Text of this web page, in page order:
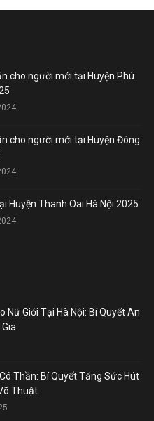
cho người mới tại Huyện Phú
cho người mới tại Huyện Đông
Huyện Thanh Oai Hà Nội 2025
Nữ Giới Tại Hà Nội: Bí Quyết An
Thần: Bí Quyết Tăng Sức Hút
Thuật